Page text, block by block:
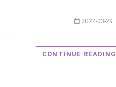
2024-03-29
CONTINUE READING